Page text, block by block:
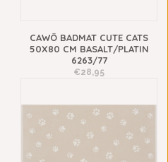
CAWÖ BADMAT CUTE CATS
50X80 CM BASALT/PLATIN
6263/77
€28,95